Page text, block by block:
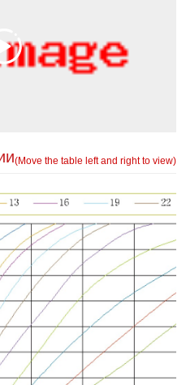
(Move the table left and right to view)